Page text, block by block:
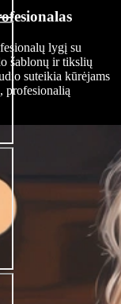
lygį su
šablonų ir tikslių
suteikia kūrėjams
profesionalią